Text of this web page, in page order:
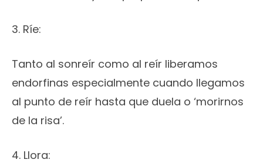
3. Ríe:
Tanto al sonreír como al reír liberamos
endorfinas especialmente cuando llegamos
al punto de reír hasta que duela o ‘morirnos
de la risa’.
4. Llora: